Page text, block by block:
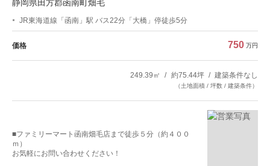
静岡県田方郡函南町畑毛
JR東海道線「函南」駅 バス22分「大橋」停徒歩5分
価格 750 万円
249.39㎡ 約75.44坪 建築条件なし
（土地面積 / 坪数 / 建築条件）
■ファミリーマート函南畑毛店まで徒歩５分（約４００
ｍ）
お気軽にお問い合わせください！